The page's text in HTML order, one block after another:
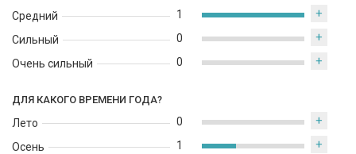
Средний
Сильный
Очень сильный
1 +
0 +
0 +
ДЛЯ КАКОГО ВРЕМЕНИ ГОДА?
Лето
Осень
0 +
1 +